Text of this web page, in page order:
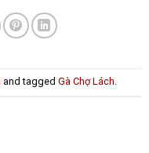
and tagged Gà Chợ Lách.